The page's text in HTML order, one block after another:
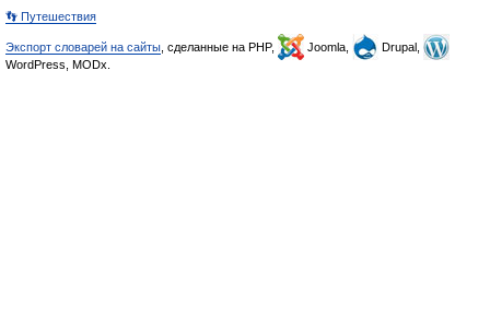
👣 Путешествия
Экспорт словарей на сайты , сделанные на PHP, Joomla,
Drupal,
WordPress, MODx.